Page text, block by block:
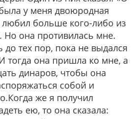
у меня двоюродная
любил больше кого-либо из
Но она противилась мне.
до тех пор, пока не выдался
тогда она пришла ко мне, а
динаров, чтобы она
собой и
же я получил
ею, то она сказала: